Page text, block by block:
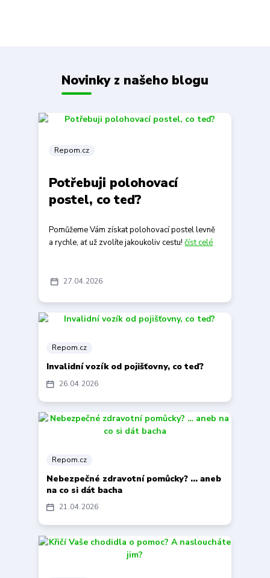
Novinky z našeho blogu
27 04 2026
Repom.cz
Potřebuji polohovací
postel, co teď?
Pomůžeme Vám získat polohovací postel levně
a rychle, ať už zvolíte jakoukoliv cestu!číst celé
26 04 2026
Repom.cz
Invalidní vozík od pojišťovny, co teď?
21 04 2026
Repom.cz
Nebezpečné zdravotní pomůcky? … aneb
na co si dát bacha